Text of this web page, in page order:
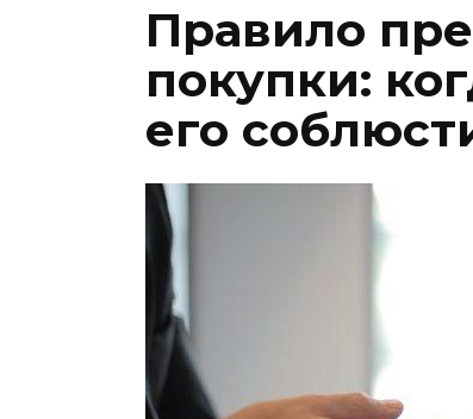
Правило
покупки:
его